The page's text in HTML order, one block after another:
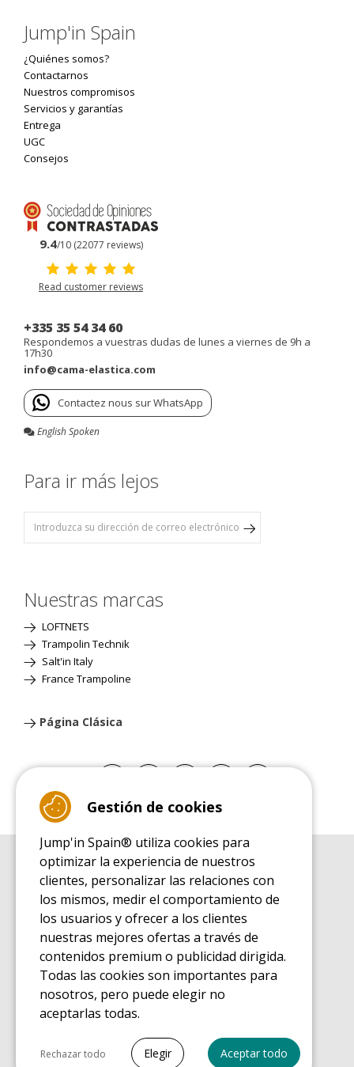
Jump'in Spain
¿Quiénes somos?
Contactarnos
Nuestros compromisos
Servicios y garantías
Entrega
UGC
Consejos
9.4/10 (22077 reviews)
Read customer reviews
+335 35 54 34 60
Respondemos a vuestras dudas de lunes a viernes de 9h a
17h30
info@cama-elastica.com
Contactez nous sur WhatsApp
English Spoken
Para ir más lejos
Nuestras marcas
LOFTNETS
Trampolin Technik
Salt'in Italy
France Trampoline
Página Clásica
GUÍA DE COMPRA
Guía de compra para las camas elásticas de ocio
GUÍA DE INSTALACIÓN
Guía de montaje para la cama elástica de ocio
GUÍA DE MANTENIMIENTO
Guía de mantenimiento de las camas elásticas de ocio
GUÍA DE INICIO
Guía de descubrimiento de las camas elásticas de ocio
GUÍA DE COMPRA PIEZAS DE RECAMBIO
Gestión de cookies
Jump'in Spain® utiliza cookies para
optimizar la experiencia de nuestros
clientes, personalizar las relaciones con
los mismos, medir el comportamiento de
los usuarios y ofrecer a los clientes
nuestras mejores ofertas a través de
contenidos premium o publicidad dirigida.
Todas las cookies son importantes para
nosotros, pero puede elegir no
aceptarlas todas.
Seleccionar todo
Rechazar todo Elegir Aceptar todo